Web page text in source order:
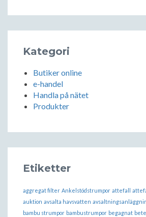
Kategori
Butiker online
e-handel
Handla på nätet
Produkter
Etiketter
aggregat filter Ankelstödstrumpor attefall
auktion avsalta havsvatten
bambu strumpor bambustrumpor begagnat